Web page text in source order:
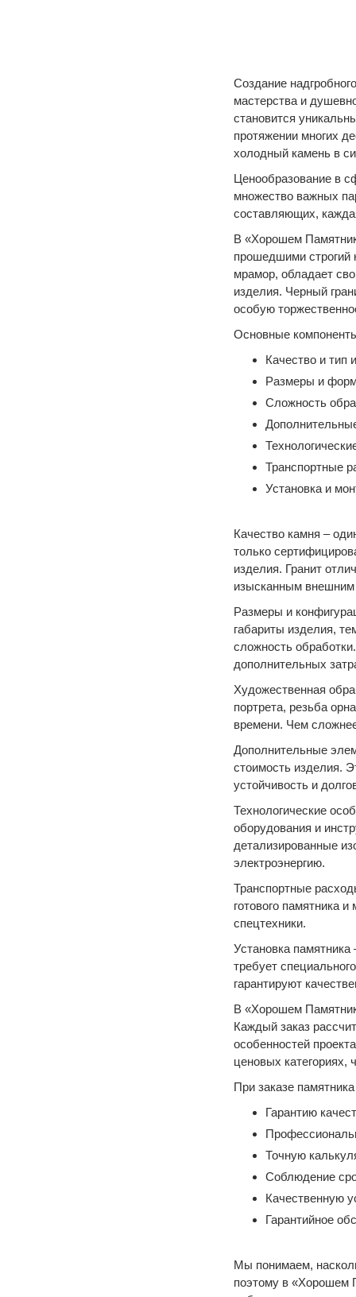
Создание
мастерства и
становится
протяжении многих
холодный камень в
Ценообразование в
множество важных
составляющих,
В «Хорошем
прошедшими строгий
мрамор, обладает
изделия. Черный
особую
Основные
Качество и тип
Размеры и
Сложность
Транспортные
Установка и
Качество камня –
только
изделия. Гранит
изысканным внешним
Размеры и
габариты изделия,
сложность
дополнительных
Художественная
портрета, резьба
времени. Чем
Дополнительные
стоимость изделия.
устойчивость и
Технологические
оборудования и
детализированные
электроэнергию.
Транспортные
готового памятника
спецтехники.
Установка
требует
гарантируют
В «Хорошем
Каждый заказ
особенностей
ценовых категориях,
При заказе
Гарантию
Точную
Соблюдение
Качественную
Гарантийное
Мы понимаем,
поэтому в «Хорошем